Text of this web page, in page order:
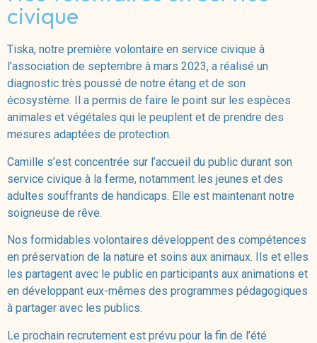
civique
Tiska, notre première volontaire en service civique à
l’association de septembre à mars 2023, a réalisé un
diagnostic très poussé de notre étang et de son
écosystème. Il a permis de faire le point sur les espèces
animales et végétales qui le peuplent et de prendre des
mesures adaptées de protection.
Camille s’est concentrée sur l’accueil du public durant son
service civique à la ferme, notamment les jeunes et des
adultes souffrants de handicaps. Elle est maintenant notre
soigneuse de rêve.
Nos formidables volontaires développent des compétences
en préservation de la nature et soins aux animaux. Ils et elles
les partagent avec le public en participants aux animations et
en développant eux-mêmes des programmes pédagogiques
à partager avec les publics.
Le prochain recrutement est prévu pour la fin de l’été